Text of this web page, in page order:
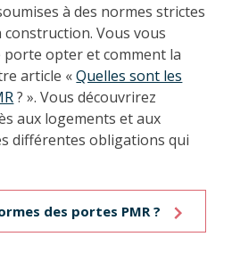
à des normes strictes
construction. Vous vous
porte opter et comment la
article «Quelles sont les
? ». Vous découvrirez
aux logements et aux
différentes obligations qui
des portes PMR ?